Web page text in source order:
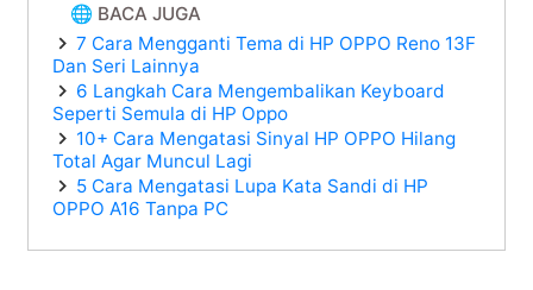
🌐 BACA JUGA
7 Cara Mengganti Tema di HP OPPO Reno 13F
Dan Seri Lainnya
6 Langkah Cara Mengembalikan Keyboard
Seperti Semula di HP Oppo
10+ Cara Mengatasi Sinyal HP OPPO Hilang
Total Agar Muncul Lagi
5 Cara Mengatasi Lupa Kata Sandi di HP
OPPO A16 Tanpa PC